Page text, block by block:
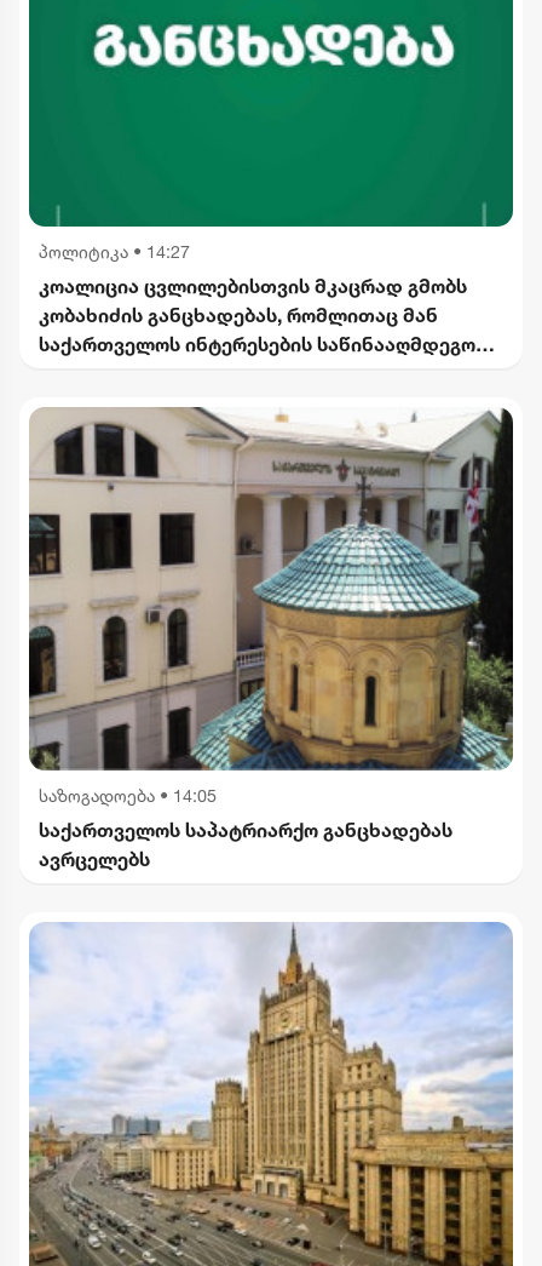
პოლიტიკა • 14:27
კოალიცია ცვლილებისთვის მკაცრად გმობს
კობახიძის განცხადებას, რომლითაც მან
საქართველოს ინტერესების საწინააღმდეგოდ
საზოგადოება • 14:05
საქართველოს საპატრიარქო განცხადებას
ავრცელებს